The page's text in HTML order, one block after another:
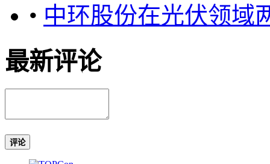
• 中环股份在光伏领域
最新评论
评论